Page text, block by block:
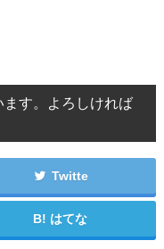
す。よろしければ
Twitte
はてな